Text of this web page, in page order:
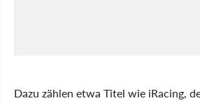
Dazu zählen etwa Titel wie iRacing,